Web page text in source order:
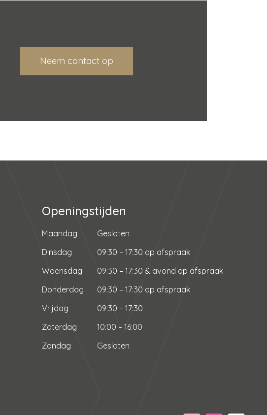
Neem contact op
Openingstijden
Maandag
Gesloten
Dinsdag
09:30 – 17:30 op afspraak
Woensdag
09:30 – 17:30 & avond op afspraak
Donderdag
09:30 – 17:30 op afspraak
Vrijdag
09:30 – 17:30
Zaterdag
10:00 – 16:00
Zondag
Gesloten